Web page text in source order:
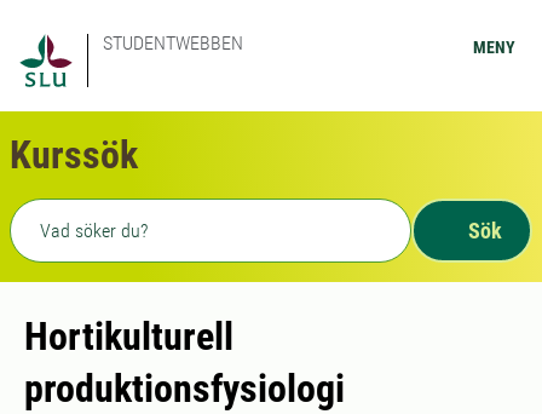
STUDENTWEBBEN MENY
Kurssök
Fritext sökning
Sök
Hortikulturell
produktionsfysiologi